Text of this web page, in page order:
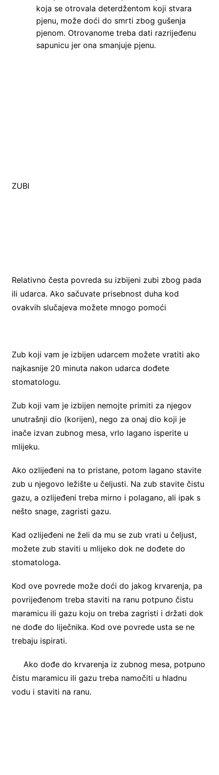
koja se otrovala deterdžentom koji stvara
pjenu, može doći do smrti zbog gušenja
pjenom. Otrovanome treba dati razrijeđenu
sapunicu jer ona smanjuje pjenu.
ZUBI
Relativno česta povreda su izbijeni zubi zbog pada
ili udarca. Ako sačuvate prisebnost duha kod
ovakvih slučajeva možete mnogo pomoći
Zub koji vam je izbijen udarcem možete vratiti ako
najkasnije 20 minuta nakon udarca dođete
stomatologu.
Zub koji vam je izbijen nemojte primiti za njegov
unutrašnji dio (korijen), nego za onaj dio koji je
inače izvan zubnog mesa, vrlo lagano isperite u
mlijeku.
Ako ozlijeđeni na to pristane, potom lagano stavite
zub u njegovo ležište u čeljusti. Na zub stavite čistu
gazu, a ozlijeđeni treba mirno i polagano, ali ipak s
nešto snage, zagristi gazu.
Kad ozlijeđeni ne želi da mu se zub vrati u čeljust,
možete zub staviti u mlijeko dok ne dođete do
stomatologa.
Kod ove povrede može doći do jakog krvarenja, pa
povrijeđenom treba staviti na ranu potpuno čistu
maramicu ili gazu koju on treba zagristi i držati dok
ne dođe do liječnika. Kod ove povrede usta se ne
trebaju ispirati.
Ako dođe do krvarenja iz zubnog mesa, potpuno
čistu maramicu ili gazu treba namočiti u hladnu
vodu i staviti na ranu.